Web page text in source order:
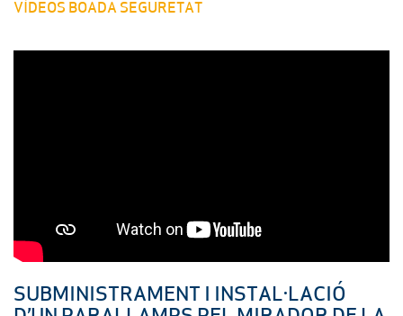
VÍDEOS BOADA SEGURETAT
SUBMINISTRAMENT I INSTAL·LACIÓ